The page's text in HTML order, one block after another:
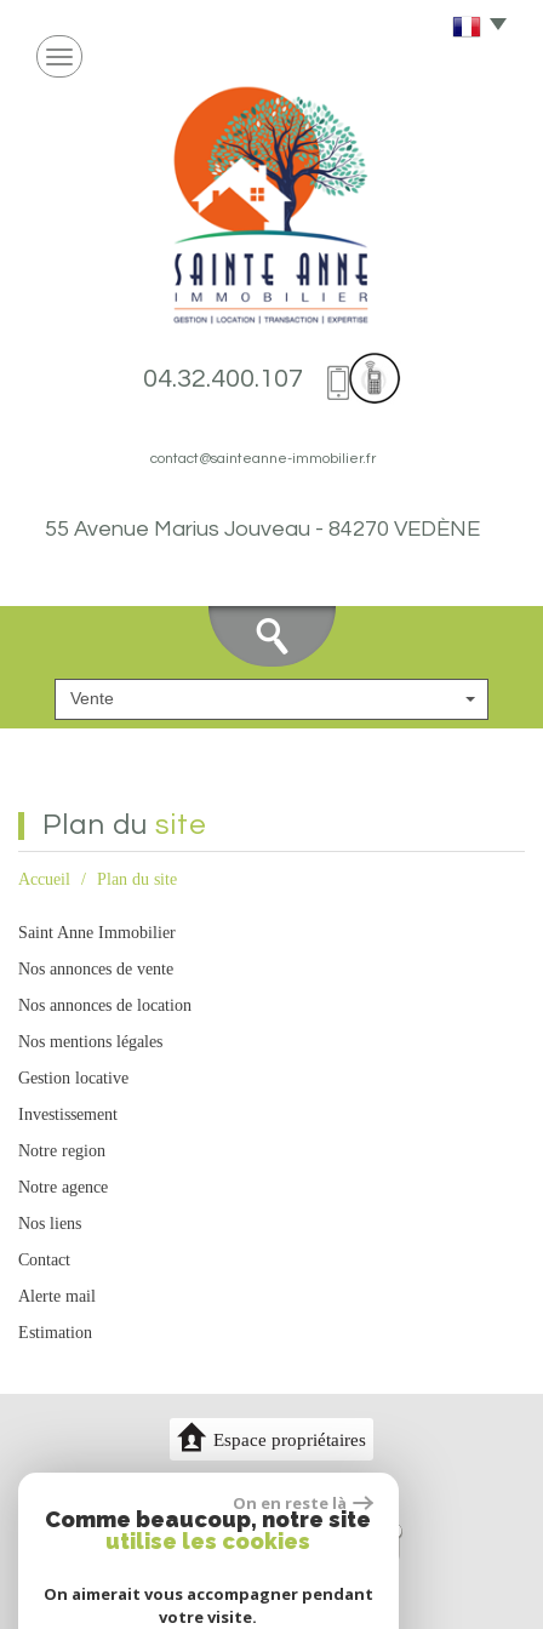
04.32.400.107
contact@sainteanne-immobilier.fr
55 Avenue Marius Jouveau - 84270 VEDÈNE
Vente
plan du site
Accueil Plan du site
Saint Anne Immobilier
Nos annonces de vente
Nos annonces de location
Nos mentions légales
Gestion locative
Investissement
Notre region
Notre agence
Nos liens
Contact
Alerte mail
Estimation
Espace propriétaires
On en reste là
Comme beaucoup, notre site
utilise les cookies
On aimerait vous accompagner pendant
votre visite.